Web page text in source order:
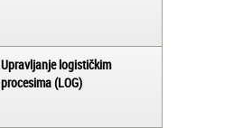
Upravljanje logističkim
procesima (LOG)